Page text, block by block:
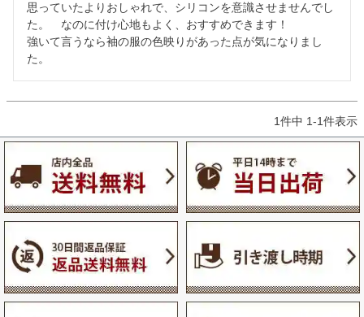
思っていたよりおしゃれで、シリコンを意識させませんでし
た。　なのに付け心地もよく、おすすめできます！
強いて言うなら袖の服の色映りがあった点が気になりまし
た。
1件中 1-1件表示